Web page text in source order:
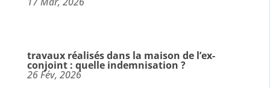
travaux réalisés dans la maison de l’ex-
conjoint : quelle indemnisation ?
26 Fév, 2026